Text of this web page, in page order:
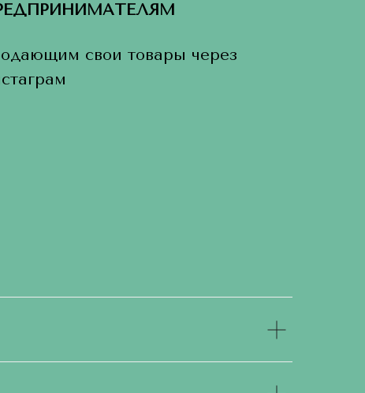
свои товары через